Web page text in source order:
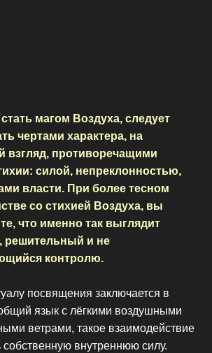
магом Воздуха, следует
чертами характера, на
взгляд, противоречащими
силой, непреклонностью,
власти. При более тесном
со стихией Воздуха, вы
что именно так выглядит
решительный и не
контролю.
посвящения заключается в
язык с лёгкими воздушными
ветрами, такое взаимодействие
собственную внутреннюю силу.